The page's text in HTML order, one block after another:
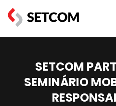
SETCOM
SEMINÁRIO